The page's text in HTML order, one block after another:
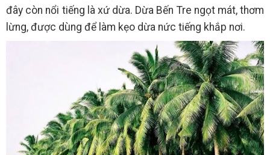
đây còn nổi tiếng là xứ dừa. Dừa Bến Tre ngọt mát, thơm
lừng, được dùng để làm kẹo dừa nức tiếng khắp nơi.